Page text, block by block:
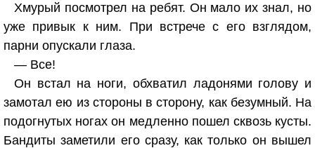
Хмурый посмотрел на ребят. Он мало их знал, но
уже привык к ним. При встрече с его взглядом,
парни опускали глаза.
— Все!
Он встал на ноги, обхватил ладонями голову и
замотал ею из стороны в сторону, как безумный. На
подогнутых ногах он медленно пошел сквозь кусты.
Бандиты заметили его сразу, как только он вышел